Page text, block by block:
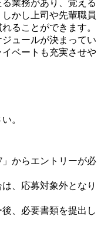
業務があり、覚える
かし上司や先輩職員
ることができます。
ュールが決まってい
ベートも充実させや
。
からエントリーが必
、応募対象外となり
、必要書類を提出し